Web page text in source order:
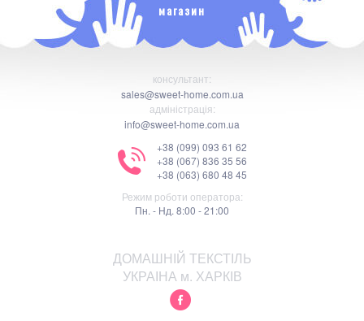
магазин
консультант:
sales@sweet-home.com.ua
адміністрація:
info@sweet-home.com.ua
+38 (099) 093 61 62
+38 (067) 836 35 56
+38 (063) 680 48 45
Режим роботи оператора:
Пн. - Нд. 8:00 - 21:00
ДОМАШНІЙ ТЕКСТІЛЬ
УКРАІНА м. ХАРКІВ